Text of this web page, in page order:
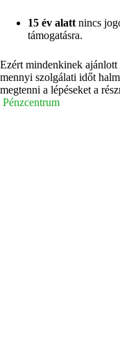
15 év alatt nincs
támogatásra.
Ezért mindenkinek
mennyi szolgálati időt
megtenni a lépéseket a
Pénzcentrum